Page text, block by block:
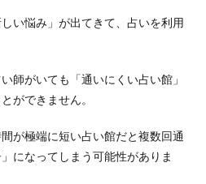
い悩み」が出てきて、占いを利用
師がいても「通いにくい占い館」
ができません。
が極端に短い占い館だと複数回通
になってしまう可能性がありま